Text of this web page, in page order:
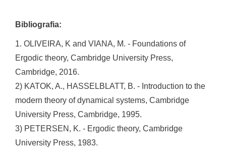
Bibliografia:
1. OLIVEIRA, K and VIANA, M. - Foundations of
Ergodic theory, Cambridge University Press,
Cambridge, 2016.
2) KATOK, A., HASSELBLATT, B. - Introduction to the
modern theory of dynamical systems, Cambridge
University Press, Cambridge, 1995.
3) PETERSEN, K. - Ergodic theory, Cambridge
University Press, 1983.